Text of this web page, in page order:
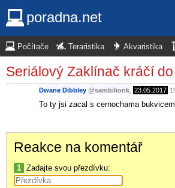
poradna.net
Počítače Teraristika Akvaristika
Seriálový Zaklínač kráčí
Dwane Dibbley @sambilionk 23.05.2017
To ty jsi zacal s cernochama
Reakce na komentář
1 Zadajte svou přezdívku: